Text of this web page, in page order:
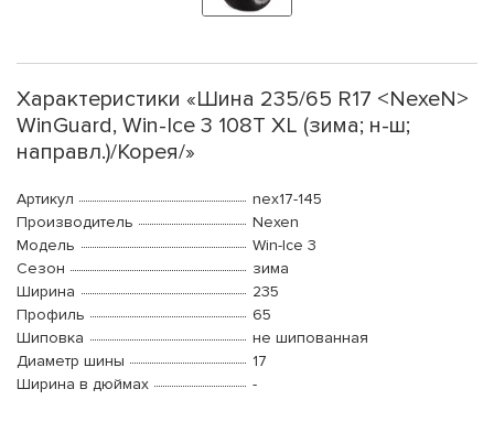
Характеристики «Шина 235/65 R17 <NexeN>
WinGuard, Win-Ice 3 108T XL (зима; н-ш;
направл.)/Корея/»
Артикул
nex17-145
Производитель
Nexen
Модель
Win-Ice 3
Сезон
зима
Ширина
235
Профиль
65
Шиповка
не шипованная
Диаметр шины
17
Ширина в дюймах
-